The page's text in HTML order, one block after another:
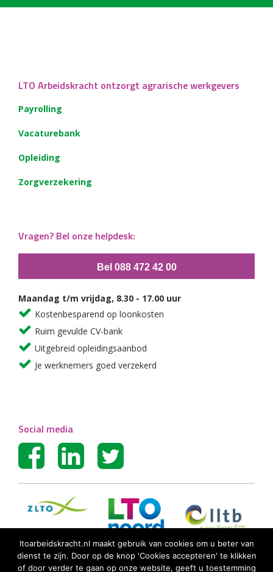
LTO Arbeidskracht ontzorgt agrarische werkgevers
Payrolling
Vacaturebank
Opleiding
Zorgverzekering
Vragen? Bel onze helpdesk:
Bel 088 472 42 00
Maandag t/m vrijdag, 8.30 - 17.00 uur
Kostenbesparend op loonkosten
Ruim gevulde CV-bank
Uitgebreid opleidingsaanbod
Je werknemers goed verzekerd
Social media
ltoarbeidskracht.nl maakt gebruik van cookies om u beter van
dienst te zijn. Door op de knop 'Cookies accepteren' te klikken
of door verder te gaan op onze website, geeft u toestemming